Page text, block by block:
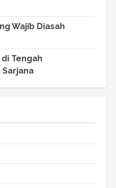
Wajib Diasah
Tengah
Sarjana